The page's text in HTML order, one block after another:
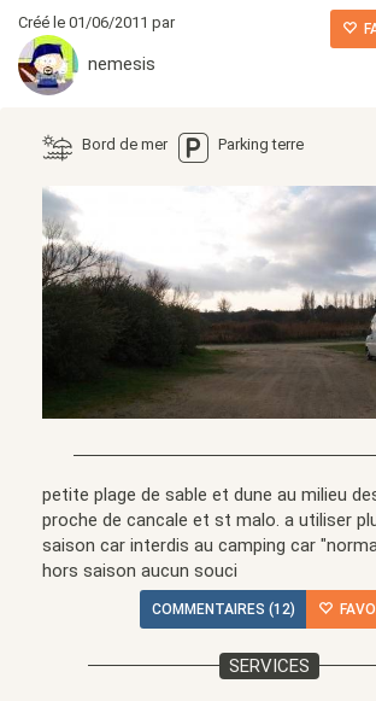
Créé le 01/06/2011 par
nemesis
Bord de mer Parking terre
petite plage de sable et dune au milieu
proche de cancale et st malo. a utiliser
saison car interdis au camping car
hors saison aucun souci
COMMENTAIRES (12)
SERVICES